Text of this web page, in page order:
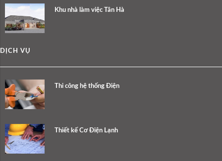
Khu nhà làm việc Tân Hà
DỊCH VỤ
Thi công hệ thống Điện
Thiết kế Cơ Điện Lạnh